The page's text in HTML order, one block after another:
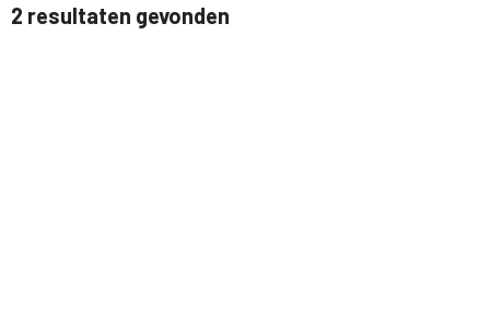
2 resultaten gevonden